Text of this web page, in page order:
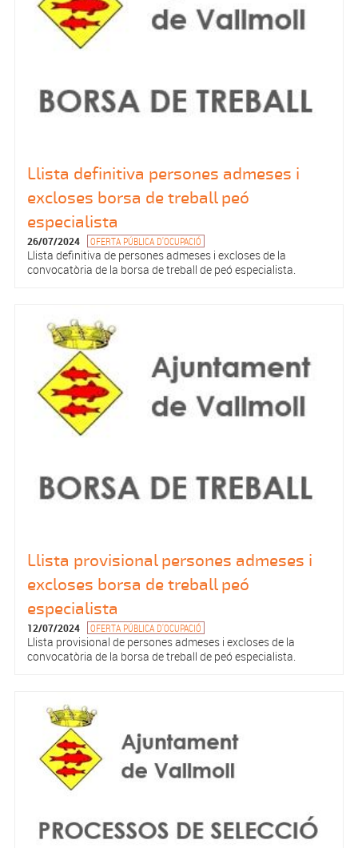
Llista definitiva persones admeses i
excloses borsa de treball peó
especialista
26/07/2024 OFERTA PÚBLICA D'OCUPACIÓ
Llista definitiva de persones admeses i excloses de la
convocatòria de la borsa de treball de peó especialista.
Llista provisional persones admeses i
excloses borsa de treball peó
especialista
12/07/2024 OFERTA PÚBLICA D'OCUPACIÓ
Llista provisional de persones admeses i excloses de la
convocatòria de la borsa de treball de peó especialista.